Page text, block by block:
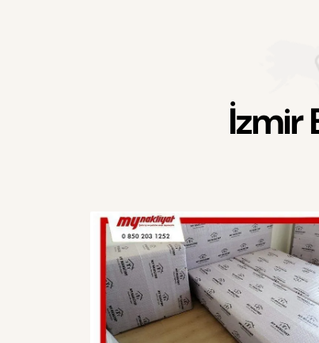
İzmir